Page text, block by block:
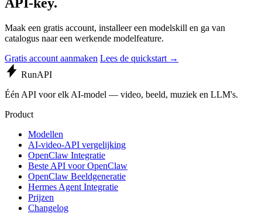
API-key.
Maak een gratis account, installeer een modelskill en ga van
catalogus naar een werkende modelfeature.
Gratis account aanmaken Lees de quickstart →
RunAPI
Één API voor elk AI-model — video, beeld, muziek en LLM's.
Product
Modellen
AI-video-API vergelijking
OpenClaw Integratie
Beste API voor OpenClaw
OpenClaw Beeldgeneratie
Hermes Agent Integratie
Prijzen
Changelog